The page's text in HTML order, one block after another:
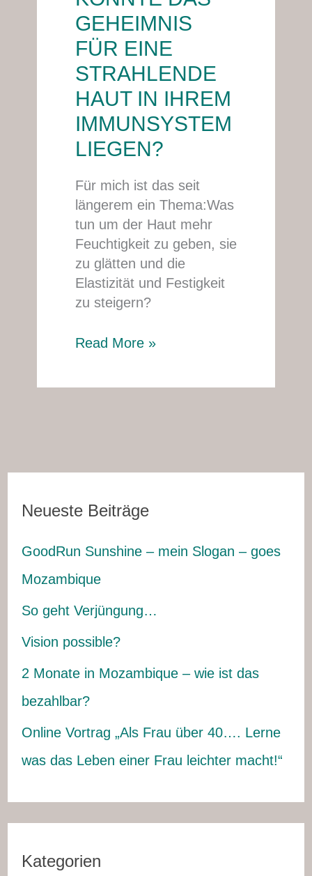
GEHEIMNIS
FÜR EINE
STRAHLENDE
HAUT IN IHREM
IMMUNSYSTEM
LIEGEN?
Für mich ist das seit
längerem ein Thema:Was
tun um der Haut mehr
Feuchtigkeit zu geben, sie
zu glätten und die
Elastizität und Festigkeit
zu steigern?
DAS
GEHEIMNIS
FÜR
EINE
STRAHLENDE
IN
IHREM
LIEGEN?
Read More »
Neueste Beiträge
GoodRun Sunshine – mein Slogan – goes
Mozambique
So geht Verjüngung…
Vision possible?
2 Monate in Mozambique – wie ist das
bezahlbar?
Online Vortrag „Als Frau über 40…. Lerne
was das Leben einer Frau leichter macht!“
Kategorien